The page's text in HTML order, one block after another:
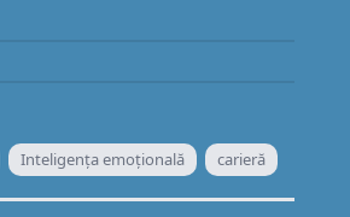
Inteligenţa emoţională carieră